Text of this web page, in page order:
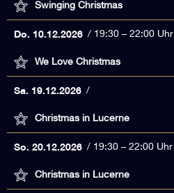
Swinging Christmas
Do. 10.12.2026 19:30 – 22:00 Uhr
We Love Christmas
Sa. 19.12.2026
Christmas in Lucerne
So. 20.12.2026 19:30 – 22:00 Uhr
Christmas in Lucerne